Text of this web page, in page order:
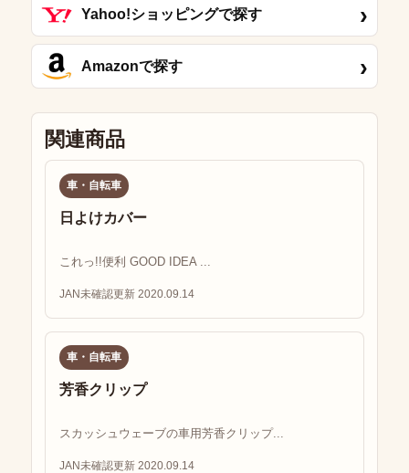
Yahoo!ショッピングで探す ›
Amazonで探す ›
関連商品
車・自転車
日よけカバー
これっ!!便利 GOOD IDEA ...
JAN未確認更新 2020.09.14
車・自転車
芳香クリップ
スカッシュウェーブの車用芳香クリップ...
JAN未確認更新 2020.09.14